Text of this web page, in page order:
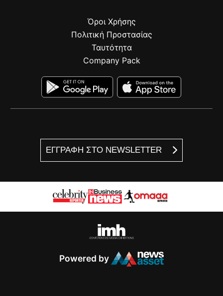
ΕΓΓΡΑΦΗ ΣΤΟ NEWSLETTER
Όροι Χρήσης
Πολιτική Προστασίας
Ταυτότητα
Company Pack
Powered by